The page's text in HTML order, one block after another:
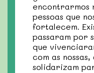
encontrarmos
pessoas que
fortalecem.
passaram por
que
com as
solidarizam